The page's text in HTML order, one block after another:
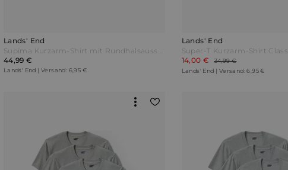
Lands' End
Supima Kurzarm-Shirt mit Rundhalsausschnitt Herren Blau by Lands' End
44,99 €
Lands' End | Versand: 6,95 €
Lands' End
14,00 €
34,99 €
Lands' End | Versand: 6,95 €